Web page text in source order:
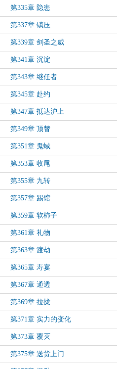
第335章 隐患
第337章 镇压
第339章 剑圣之威
第341章 沉淀
第343章 继任者
第345章 赴约
第347章 抵达沪上
第349章 顶替
第351章 鬼蜮
第353章 收尾
第355章 九转
第357章 踢馆
第359章 软柿子
第361章 礼物
第363章 渡劫
第365章 寿宴
第367章 通透
第369章 拉拢
第371章 实力的变化
第373章 覆灭
第375章 送货上门